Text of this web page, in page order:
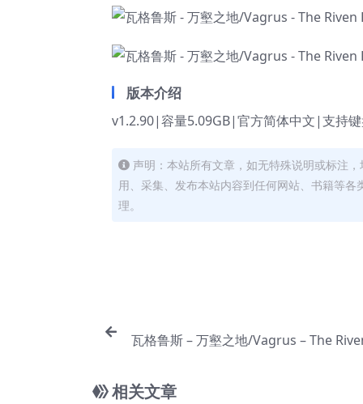
版本介绍
v1.2.90|容量5.09GB|官方简体中文|支持
声明：本站所有文章，如无特殊说明或标注
用、采集、发布本站内容到任何网站、书籍等
理。
瓦格鲁斯 – 万壑之地/Vagrus – The
相关文章